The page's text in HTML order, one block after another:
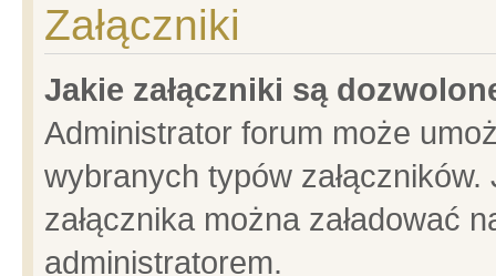
Załączniki
Jakie załączniki są
Administrator forum może
wybranych typów
załącznika można załadować
administratorem.